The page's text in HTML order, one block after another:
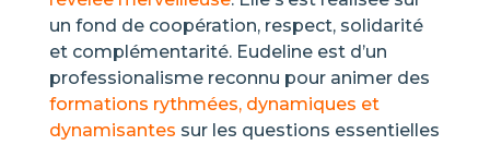
un fond de coopération, respect, solidarité
et complémentarité. Eudeline est d’un
professionalisme reconnu pour animer des
formations rythmées, dynamiques et
dynamisantes sur les questions essentielles